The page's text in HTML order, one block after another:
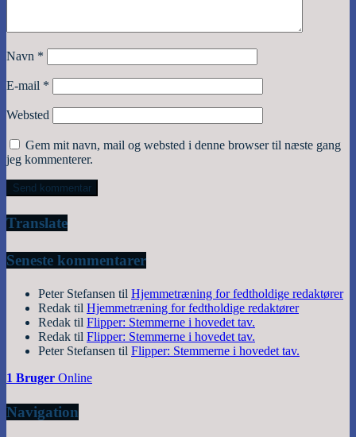
Navn *
E-mail *
Websted
Gem mit navn, mail og websted i denne browser til næste gang
jeg kommenterer.
Translate
Seneste kommentarer
Peter Stefansen til Hjemmetræning for fedtholdige redaktører
Redak til Hjemmetræning for fedtholdige redaktører
Redak til Flipper: Stemmerne i hovedet tav.
Redak til Flipper: Stemmerne i hovedet tav.
Peter Stefansen til Flipper: Stemmerne i hovedet tav.
1 Bruger Online
Navigation